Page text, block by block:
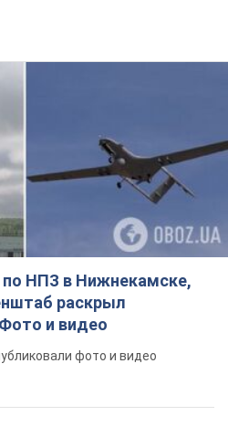
НПЗ в Нижнекамске,
раскрыл
и видео
фото и видео